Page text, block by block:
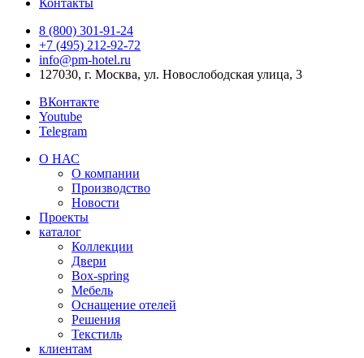
Контакты
8 (800) 301‑91‑24
+7 (495) 212‑92‑72
info@pm-hotel.ru
127030, г. Москва, ул. Новослободская улица, 3
ВКонтакте
Youtube
Telegram
О НАС
О компании
Производство
Новости
Проекты
каталог
Коллекции
Двери
Box-spring
Мебель
Оснащение отелей
Решения
Текстиль
клиентам